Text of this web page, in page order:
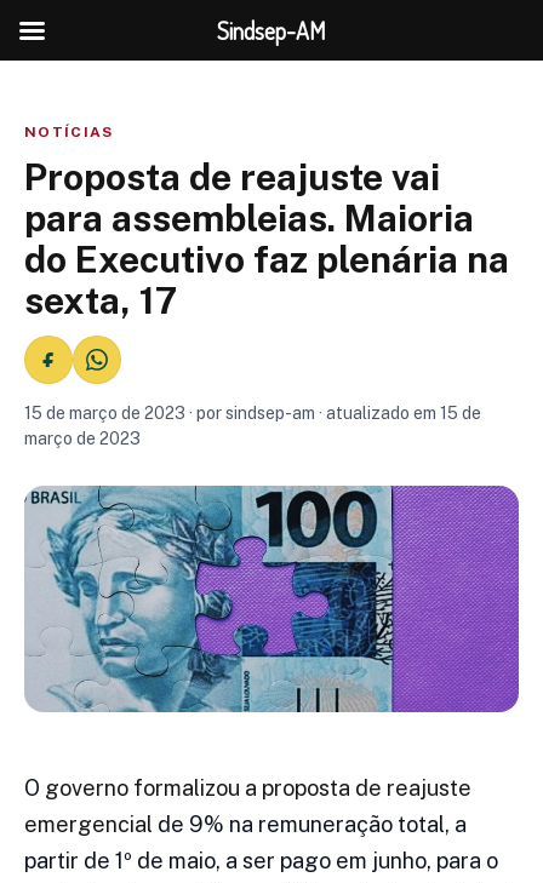
NOTÍCIAS
Proposta de reajuste vai
para assembleias. Maioria
do Executivo faz plenária na
sexta, 17
15 de março de 2023 · por sindsep-am · atualizado em 15 de
março de 2023
O governo formalizou a proposta de reajuste
emergencial de 9% na remuneração total, a
partir de 1º de maio, a ser pago em junho, para o
Sindsep-AM